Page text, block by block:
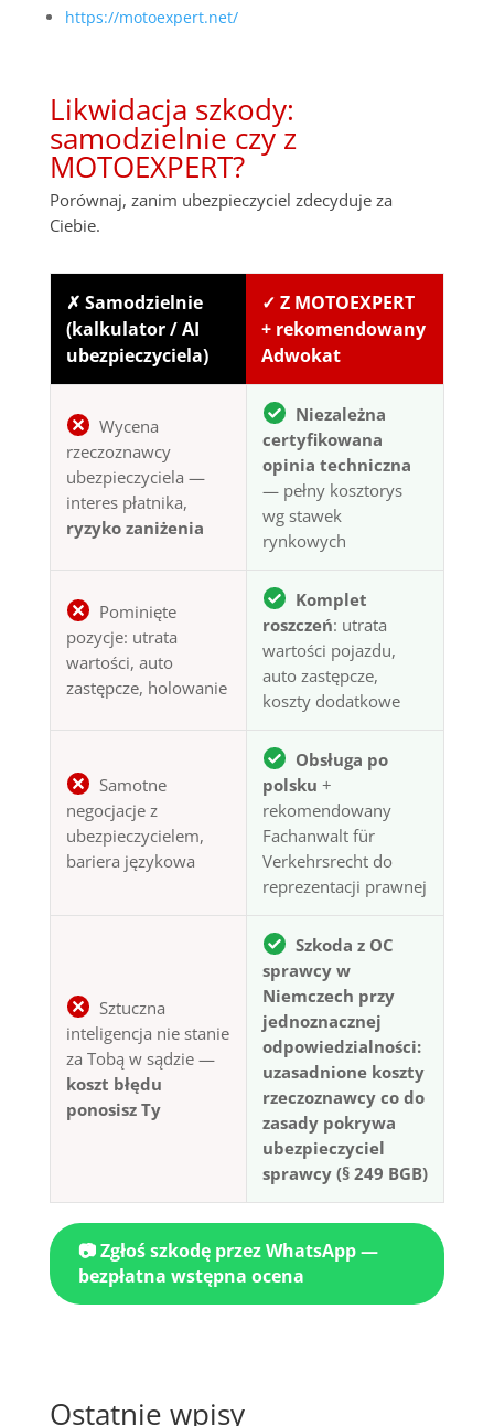
https://motoexpert.net/
Likwidacja szkody:
samodzielnie czy z
MOTOEXPERT?
Porównaj, zanim ubezpieczyciel zdecyduje za
Ciebie.
✗ Samodzielnie
(kalkulator / AI
ubezpieczyciela)
✓ Z MOTOEXPERT
+ rekomendowany
Adwokat
Wycena
rzeczoznawcy
ubezpieczyciela —
interes płatnika,
ryzyko zaniżenia
Niezależna
certyfikowana
opinia techniczna
— pełny kosztorys
wg stawek
rynkowych
Pominięte
pozycje: utrata
wartości, auto
zastępcze, holowanie
Komplet
roszczeń: utrata
wartości pojazdu,
auto zastępcze,
koszty dodatkowe
Samotne
negocjacje z
ubezpieczycielem,
bariera językowa
Obsługa po
polsku +
rekomendowany
Fachanwalt für
Verkehrsrecht do
reprezentacji prawnej
Sztuczna
inteligencja nie stanie
za Tobą w sądzie —
koszt błędu
ponosisz Ty
Szkoda z OC
sprawcy w
Niemczech przy
jednoznacznej
odpowiedzialności:
uzasadnione koszty
rzeczoznawcy co do
zasady pokrywa
ubezpieczyciel
sprawcy (§ 249 BGB)
📷 Zgłoś szkodę przez WhatsApp —
bezpłatna wstępna ocena
Ostatnie wpisy